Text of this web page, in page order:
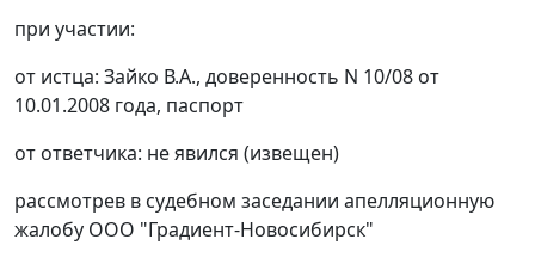
при участии:
от истца: Зайко В.А., доверенность N 10/08 от
10.01.2008 года, паспорт
от ответчика: не явился (извещен)
рассмотрев в судебном заседании апелляционную
жалобу ООО "Градиент-Новосибирск"